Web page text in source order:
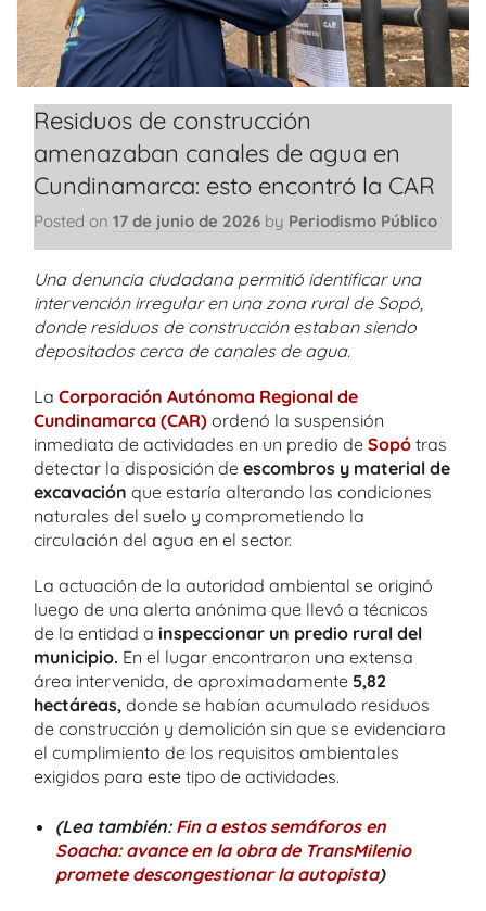
Residuos de construcción
amenazaban canales de agua en
Cundinamarca: esto encontró la CAR
Posted on 17 de junio de 2026 by Periodismo Público
Una denuncia ciudadana permitió identificar una
intervención irregular en una zona rural de Sopó,
donde residuos de construcción estaban siendo
depositados cerca de canales de agua.
La Corporación Autónoma Regional de
Cundinamarca (CAR) ordenó la suspensión
inmediata de actividades en un predio de Sopó tras
detectar la disposición de escombros y material de
excavación que estaría alterando las condiciones
naturales del suelo y comprometiendo la
circulación del agua en el sector.
La actuación de la autoridad ambiental se originó
luego de una alerta anónima que llevó a técnicos
de la entidad a inspeccionar un predio rural del
municipio. En el lugar encontraron una extensa
área intervenida, de aproximadamente 5,82
hectáreas, donde se habían acumulado residuos
de construcción y demolición sin que se evidenciara
el cumplimiento de los requisitos ambientales
exigidos para este tipo de actividades.
(Lea también: Fin a estos semáforos en
Soacha: avance en la obra de TransMilenio
promete descongestionar la autopista)